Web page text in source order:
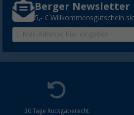
Berger Newsletter
5,- € Willkommensgutschein
30 Tage Rückgaberecht